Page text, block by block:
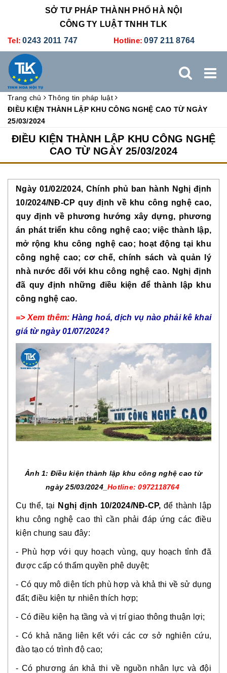
SỞ TƯ PHÁP THÀNH PHỐ HÀ NỘI
CÔNG TY LUẬT TNHH TLK
Tel: 0243 2011 747 Hotline: 097 211 8764
TRANG CHỦ GIỚI THIỆU DỊCH VỤ PHÁP LÝ
DỊCH VỤ KẾ TOÁN - THUẾ XÚC TIẾN THƯƠNG MẠI
Trang chủ
Thông tin pháp luật
ĐIỀU KIỆN THÀNH LẬP KHU CÔNG NGHỆ CAO TỪ NGÀY
25/03/2024
ĐIỀU KIỆN THÀNH LẬP KHU CÔNG NGHỆ
CAO TỪ NGÀY 25/03/2024
Ngày 01/02/2024, Chính phủ ban hành Nghị định
10/2024/NĐ-CP quy định về khu công nghệ cao,
quy định về phương hướng xây dựng, phương
án phát triển khu công nghệ cao; việc thành lập,
mở rộng khu công nghệ cao; hoạt động tại khu
công nghệ cao; cơ chế, chính sách và quản lý
nhà nước đối với khu công nghệ cao. Nghị định
đã quy định những điều kiện để thành lập khu
công nghệ cao.
=> Xem thêm: Hàng hoá, dịch vụ nào phải kê khai
giá từ ngày 01/07/2024?
Ảnh 1: Điều kiện thành lập khu công nghệ cao từ
ngày 25/03/2024_ Hotline: 0972118764
Cụ thể, tại Nghị định 10/2024/NĐ-CP,để thành lập
khu công nghệ cao thì cần phải đáp ứng các điều
kiện chung sau đây:
- Phù hợp với quy hoạch vùng, quy hoạch tỉnh đã
được cấp có thẩm quyền phê duyệt;
- Có quy mô diện tích phù hợp và khả thi về sử dụng
đất; điều kiện tự nhiên thích hợp;
- Có điều kiện hạ tầng và vị trí giao thông thuận lợi;
- Có khả năng liên kết với các cơ sở nghiên cứu,
đào tạo có trình độ cao;
- Có phương án khả thi về nguồn nhân lực và đội